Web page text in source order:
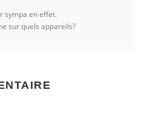
sympa en effet.
sur quels appareils?